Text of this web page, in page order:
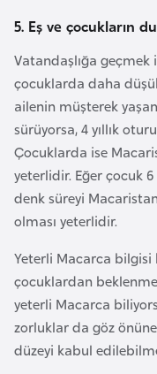
5. Eş ve çocukların
Vatandaşlığa
çocuklarda daha
ailenin müşterek
sürüyorsa, 4 yıllık
Çocuklarda ise
yeterlidir. Eğer çocuk 6
denk süreyi
olması yeterlidir.
Yeterli Macarca
çocuklardan
yeterli Macarca
zorluklar da göz
düzeyi kabul
m
a
r
k
a
D
e
m
k
r
a
t
i